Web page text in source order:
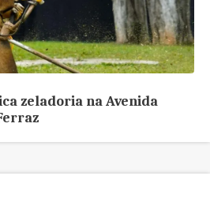
zeladoria na Avenida